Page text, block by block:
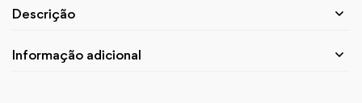
Descrição
Informação adicional